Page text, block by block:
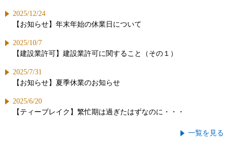
2025/12/24
【お知らせ】年末年始の休業日について
2025/10/7
【建設業許可】建設業許可に関すること（その１）
2025/7/31
【お知らせ】夏季休業のお知らせ
2025/6/20
【ティーブレイク】繁忙期は過ぎたはずなのに・・・
一覧を見る